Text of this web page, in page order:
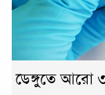
ডেঙ্গুতে আরো